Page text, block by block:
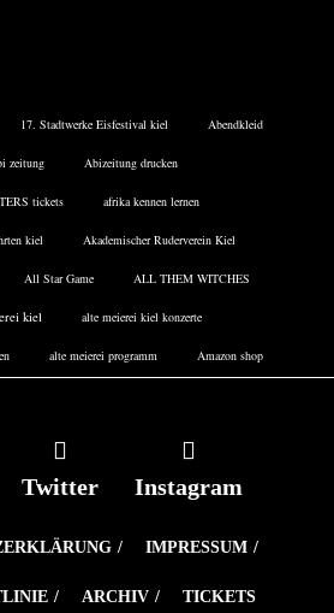
17. Stadtwerke Eisfestival kiel Abendkleid
zeitung Abizeitung drucken
tickets afrika kennen lernen
kiel Akademischer Ruderverein Kiel
All Star Game ALL THEM WITCHES
kiel alte meierei kiel konzerte
alte meierei programm Amazon shop
Twitter Instagram
IMPRESSUM
ARCHIV TICKETS